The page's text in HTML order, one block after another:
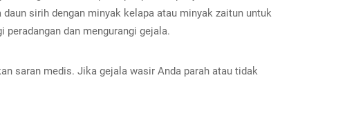
sirih dengan minyak kelapa atau minyak zaitun untuk
dan mengurangi gejala.
saran medis. Jika gejala wasir Anda parah atau tidak